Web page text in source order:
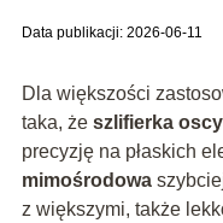
Data publikacji: 2026-06-11
Dla większości
taka, że szlifierka
precyzję na płaskich
mimośrodowa
z większymi, także